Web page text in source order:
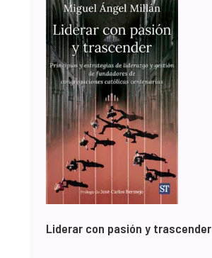
Liderar con pasión y trascender